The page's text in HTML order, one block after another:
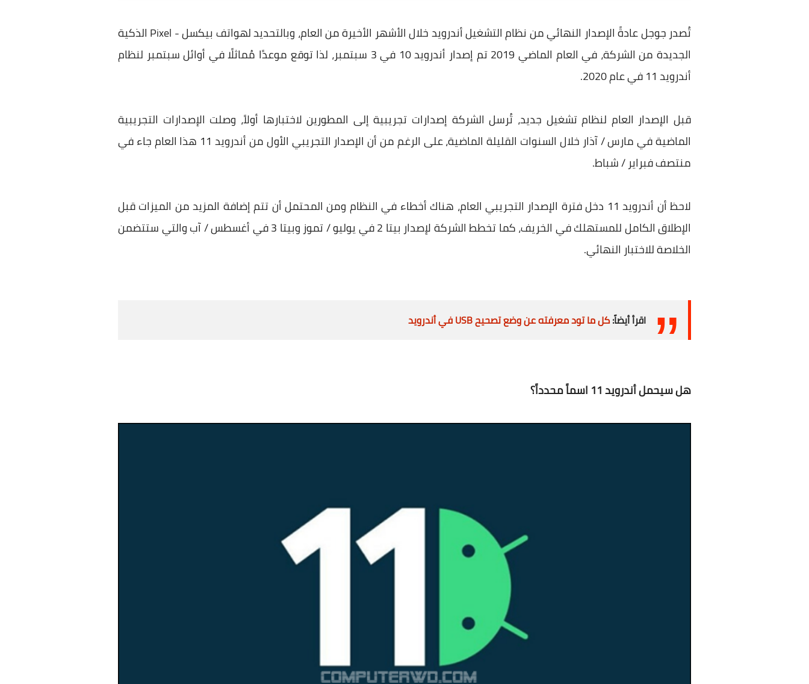
تُصدر جوجل عادةً الإصدار النهائي من نظام التشغيل أندرويد خلال الأشهر الأخيرة من العام، وبالتحديد لهواتف بيكسل - Pixel الذكية
الجديدة من الشركة، في العام الماضي 2019 تم إصدار أندرويد 10 في 3 سبتمبر، لذا توقع موعدًا مُماثلًا في أوائل سبتمبر لنظام
أندرويد 11 في عام 2020.
قبل الإصدار العام لنظام تشغيل جديد، تُرسل الشركة إصدارات تجريبية إلى المطورين لاختبارها أولاً، وصلت الإصدارات التجريبية
الماضية في مارس / آذار خلال السنوات القليلة الماضية، على الرغم من أن الإصدار التجريبي الأول من أندرويد 11 هذا العام جاء في
منتصف فبراير / شباط.
لاحظ أن أندرويد 11 دخل فترة الإصدار التجريبي العام، هناك أخطاء في النظام ومن المحتمل أن تتم إضافة المزيد من الميزات قبل
الإطلاق الكامل للمستهلك في الخريف، كما تخطط الشركة لإصدار بيتا 2 في يوليو / تموز وبيتا 3 في أغسطس / آب والتي ستتضمن
الخلاصة للاختبار النهائي.
اقرأ أيضاً:كل ما تود معرفته عن وضع تصحيح USB في أندرويد
هل سيحمل أندرويد 11 اسماً محدداً؟